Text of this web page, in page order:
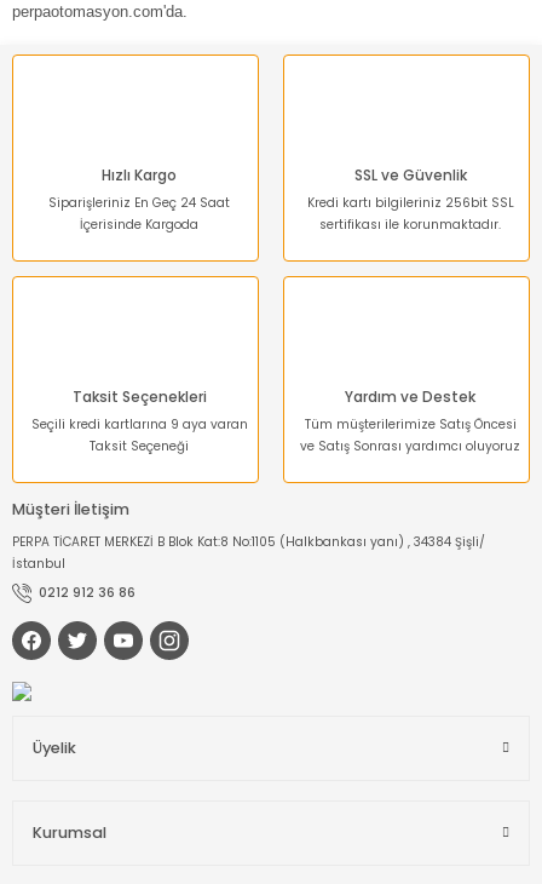
perpaotomasyon.com'da.
Hızlı Kargo
Siparişleriniz En Geç 24 Saat
İçerisinde Kargoda
SSL ve Güvenlik
Kredi kartı bilgileriniz 256bit SSL
sertifikası ile korunmaktadır.
Taksit Seçenekleri
Seçili kredi kartlarına 9 aya varan
Taksit Seçeneği
Yardım ve Destek
Tüm müşterilerimize Satış Öncesi
ve Satış Sonrası yardımcı oluyoruz
Müşteri İletişim
PERPA TİCARET MERKEZİ B Blok Kat:8 No:1105 (Halkbankası yanı) , 34384 Şişli/
İstanbul
0212 912 36 86
Üyelik
Kurumsal